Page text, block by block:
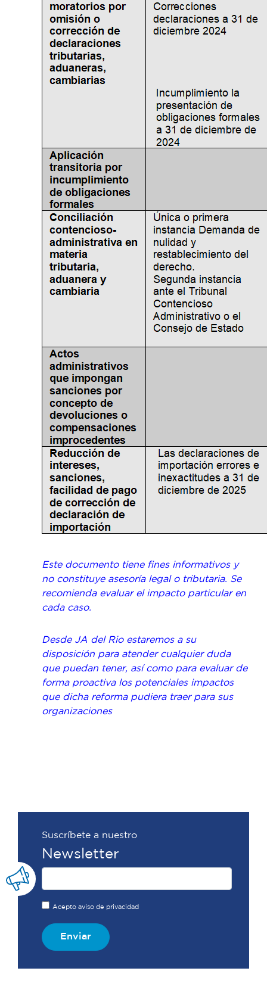
Este documento tiene fines informativos y
no constituye asesoría legal o tributaria. Se
recomienda evaluar el impacto particular en
cada caso.
Desde JA del Rio estaremos a su
disposición para atender cualquier duda
que puedan tener, así como para evaluar de
forma proactiva los potenciales impactos
que dicha reforma pudiera traer para sus
organizaciones
Suscríbete a nuestro
Newsletter
Acepto aviso de privacidad
Enviar